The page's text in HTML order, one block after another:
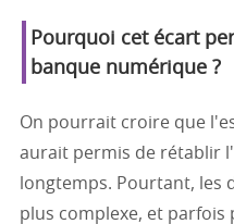
Pourquoi cet écart
banque numérique ?
On pourrait croire que
aurait permis de rétablir
longtemps. Pourtant, les
plus complexe, et parfois